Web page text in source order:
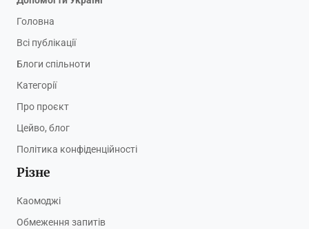
Головна
Всі публікації
Блоги спільноти
Категорії
Про проєкт
Цейво, блог
Політика конфіденційності
Різне
Каомоджі
Обмеження запитів